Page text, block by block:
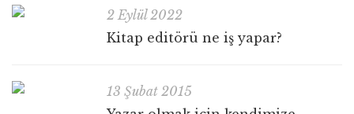
2 Eylül 2022
Kitap editörü ne iş yapar?
13 Şubat 2015